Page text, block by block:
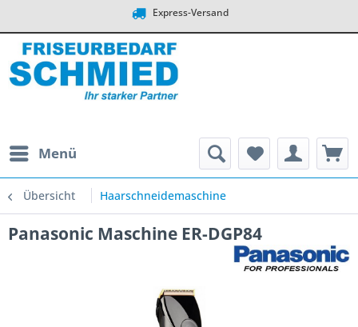
Express-Versand
Menü
Übersicht Haarschneidemaschine
Panasonic Maschine ER-DGP84